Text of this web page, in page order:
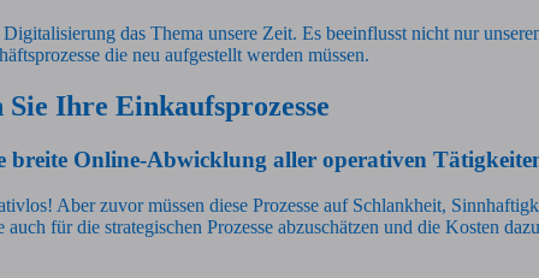
das Thema unsere Zeit. Es beeinflusst nicht nur
die neu aufgestellt werden müssen.
Ihre Einkaufsprozesse
Online-Abwicklung aller operativen
Aber zuvor müssen diese Prozesse auf Schlankheit,
für die strategischen Prozesse abzuschätzen und die Kosten